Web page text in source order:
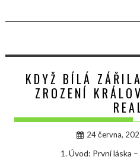
KDYŽ BÍLÁ
ZROZENÍ
24 června,
1. Úvod: První láska